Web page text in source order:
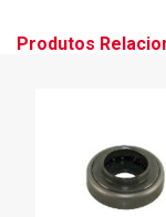
Produtos